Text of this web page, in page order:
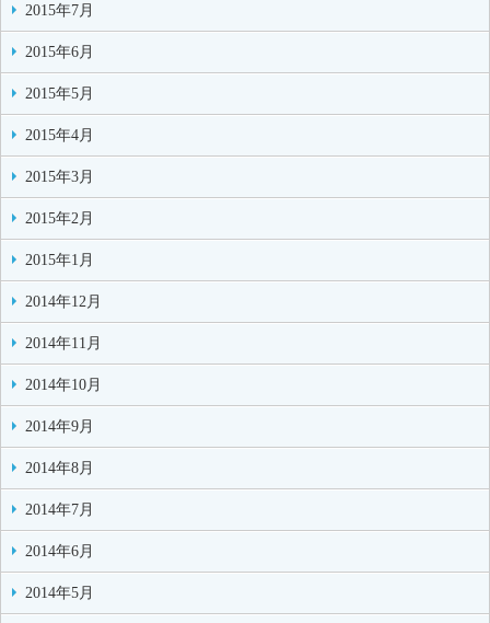
2015年7月
2015年6月
2015年5月
2015年4月
2015年3月
2015年2月
2015年1月
2014年12月
2014年11月
2014年10月
2014年9月
2014年8月
2014年7月
2014年6月
2014年5月